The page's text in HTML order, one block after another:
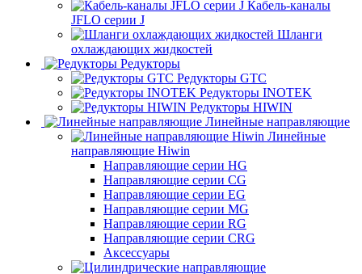
Кабель-каналы
JFLO серии J
Шланги
охлаждающих жидкостей
Редукторы
Редукторы GTC
Редукторы INOTEK
Редукторы HIWIN
Линейные направляющие
Линейные
направляющие Hiwin
Направляющие серии HG
Направляющие серии CG
Направляющие серии EG
Направляющие серии MG
Направляющие серии RG
Направляющие серии CRG
Аксессуары